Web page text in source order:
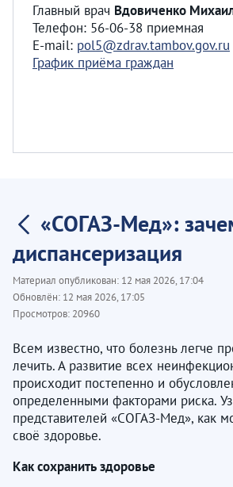
Главный врач Вдовиченко
Телефон: 56-06-38 приемная
E-mail: pol5@zdrav.tambov.gov.ru
График приёма граждан
«СОГАЗ-Мед»:
диспансеризация
Материал опубликован: 12 мая 2026, 17:04
Обновлён: 12 мая 2026, 17:05
Просмотров: 20960
Всем известно, что болезнь легче
лечить. А развитие всех
происходит постепенно и
определенными факторами риска.
представителей «СОГАЗ-Мед», как
своё здоровье.
Как сохранить здоровье